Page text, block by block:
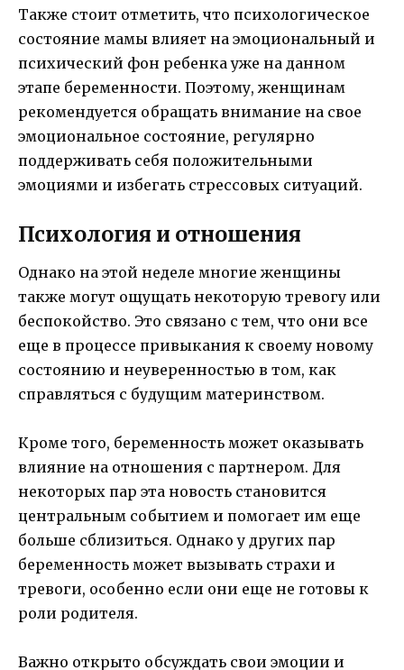
Также стоит отметить, что психологическое
состояние мамы влияет на эмоциональный и
психический фон ребенка уже на данном
этапе беременности. Поэтому, женщинам
рекомендуется обращать внимание на свое
эмоциональное состояние, регулярно
поддерживать себя положительными
эмоциями и избегать стрессовых ситуаций.
Психология и отношения
Однако на этой неделе многие женщины
также могут ощущать некоторую тревогу или
беспокойство. Это связано с тем, что они все
еще в процессе привыкания к своему новому
состоянию и неуверенностью в том, как
справляться с будущим материнством.
Кроме того, беременность может оказывать
влияние на отношения с партнером. Для
некоторых пар эта новость становится
центральным событием и помогает им еще
больше сблизиться. Однако у других пар
беременность может вызывать страхи и
тревоги, особенно если они еще не готовы к
роли родителя.
Важно открыто обсуждать свои эмоции и